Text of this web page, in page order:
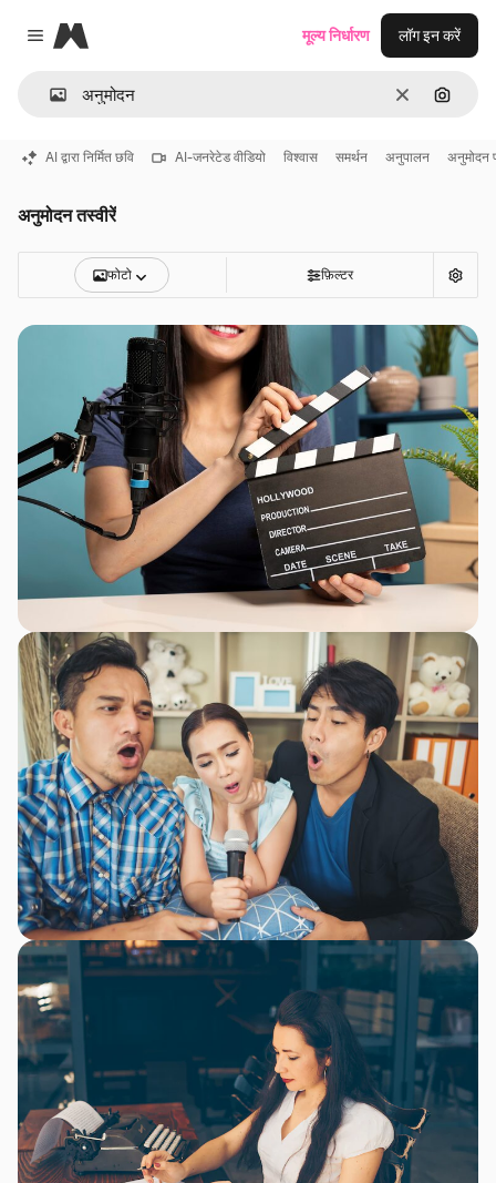
Close menu
Magnific
साफ़ इमेज से
मूल्य निर्धारण लॉग इन करें
AI द्वारा निर्मित छवि AI-जनरेटेड वीडियो विश्वास समर्थन अनुपालन अनुमोदन
अनुमोदन तस्वीरें
फोटो फ़िल्टर